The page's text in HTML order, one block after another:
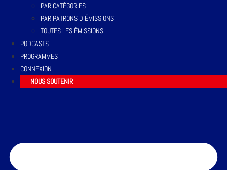
PAR CATÉGORIES
PAR PATRONS D’ÉMISSIONS
TOUTES LES ÉMISSIONS
PODCASTS
PROGRAMMES
CONNEXION
NOUS SOUTENIR